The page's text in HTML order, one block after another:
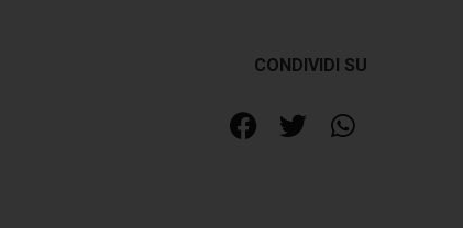
CONDIVIDI SU